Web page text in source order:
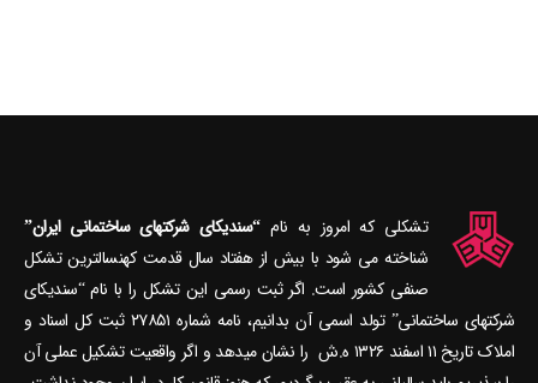
تشکلی که امروز به نام“سندیکای شرکتهای ساختمانی ایران”
شناخته می‎ شود با بیش از هفتاد سال قدمت کهنسال‎ترین تشکل
صنفی کشور است. اگر ثبت رسمی این تشکل را با نام “سندیکای
شرکتهای ساختمانی” تولد اسمی آن بدانیم، نامه شماره ۲۷۸۵۱ ثبت کل اسناد و
املاک تاریخ ۱۱ اسفند ۱۳۲۶ ه.ش را نشان می‎دهد و اگر واقعیت تشکیل عملی آن